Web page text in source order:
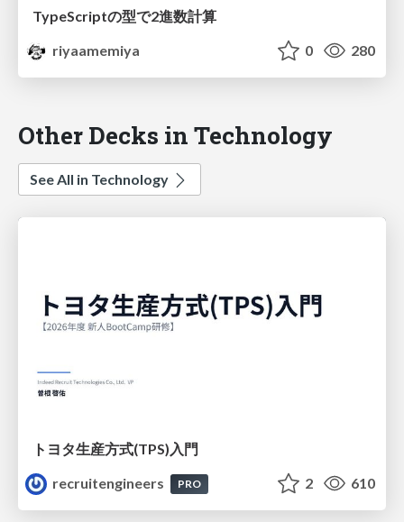
TypeScriptの型で2進数計算
riyaamemiya
0 280
Other Decks in Technology
See All in Technology
トヨタ⽣産⽅式(TPS)⼊⾨
recruitengineers
PRO 2 610